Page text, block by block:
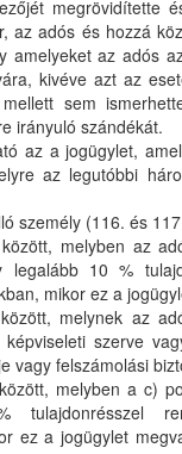
megrövidítette
az adós és hozzá
amelyeket az adós
kivéve azt az
sem
irányuló szándékát.
az a jogügylet,
az legutóbbi
személy (116. és
melyben az
legalább 10 %
mikor ez a
melynek az
szerve
vagy felszámolási
melyben a c)
tulajdonrésszel
ez a jogügylet